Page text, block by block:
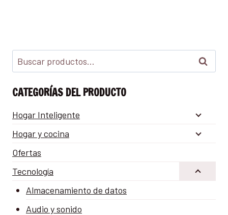
Buscar
CATEGORÍAS DEL PRODUCTO
Hogar Inteligente
Hogar y cocina
Ofertas
Tecnología
Almacenamiento de datos
Audio y sonido